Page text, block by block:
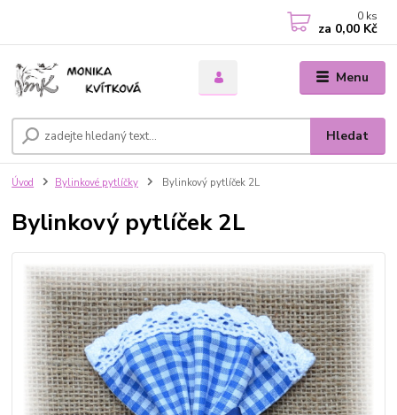
Menu
Hledat
0 ks
za 0,00 Kč
Úvod Bylinkové pytlíčky Bylinkový pytlíček 2L
Bylinkový pytlíček 2L